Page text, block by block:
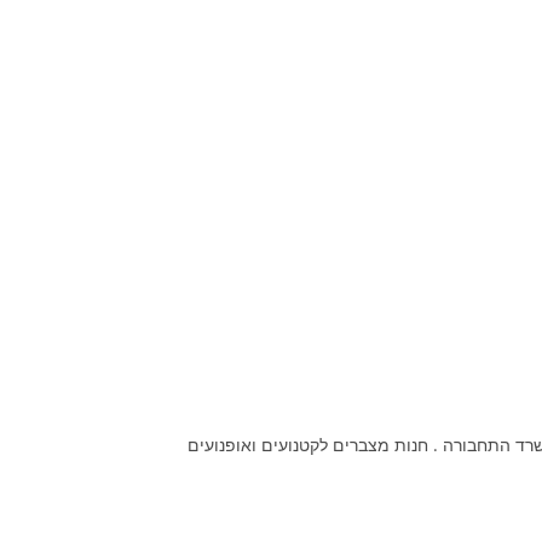
התחבורה . חנות מצברים לקטנועים ואופנועים